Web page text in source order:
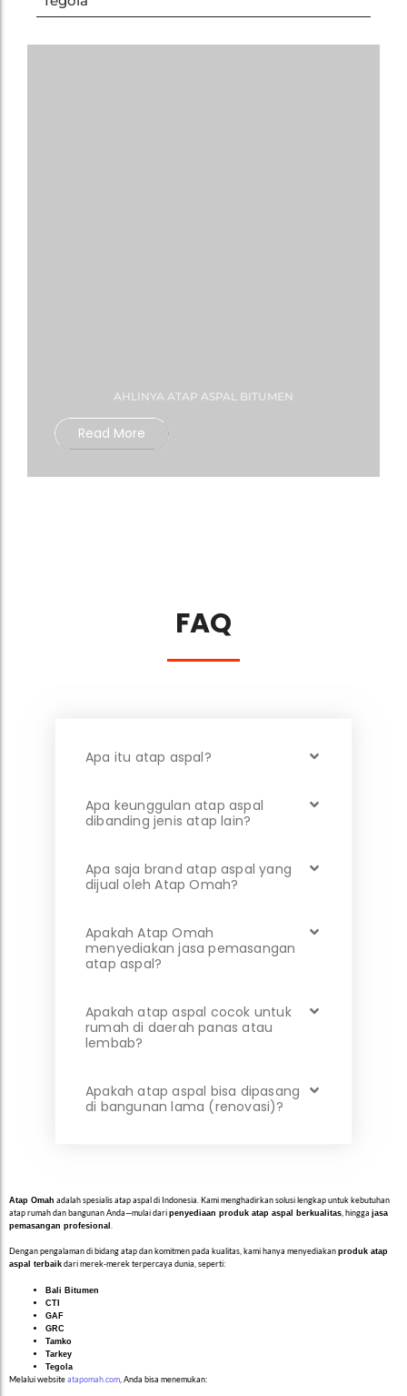
AHLINYA ATAP ASPAL BITUMEN
Read More
FAQ
Apa itu atap aspal?
Apa keunggulan atap aspal
dibanding jenis atap lain?
Apa saja brand atap aspal yang
dijual oleh Atap Omah?
Apakah Atap Omah
menyediakan jasa pemasangan
atap aspal?
Apakah atap aspal cocok untuk
rumah di daerah panas atau
lembab?
Apakah atap aspal bisa dipasang
di bangunan lama (renovasi)?
Atap Omah adalah spesialis atap aspal di Indonesia. Kami menghadirkan solusi lengkap untuk kebutuhan
atap rumah dan bangunan Anda—mulai dari penyediaan produk atap aspal berkualitas , hingga jasa
pemasangan profesional
Dengan pengalaman di bidang atap dan komitmen pada kualitas, kami hanya menyediakan produk atap
aspal terbaik dari merek-merek terpercaya dunia, seperti:
Bali Bitumen
CTI
GAF
GRC
Tamko
Tarkey
Tegola
Melalui websiteatapomah.com , Anda bisa menemukan: